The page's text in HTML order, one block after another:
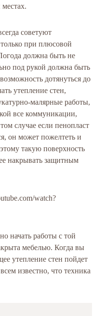
советуют
при плюсовой
должна быть не
под рукой должна быть
дотянуться до
утепление стен,
малярные работы,
все коммуникации,
случае если пенопласт
он может пожелтеть и
такую поверхность
накрывать защитным
watch?
начать работы с той
мебелью. Когда вы
утепление стен пойдет
известно, что техника